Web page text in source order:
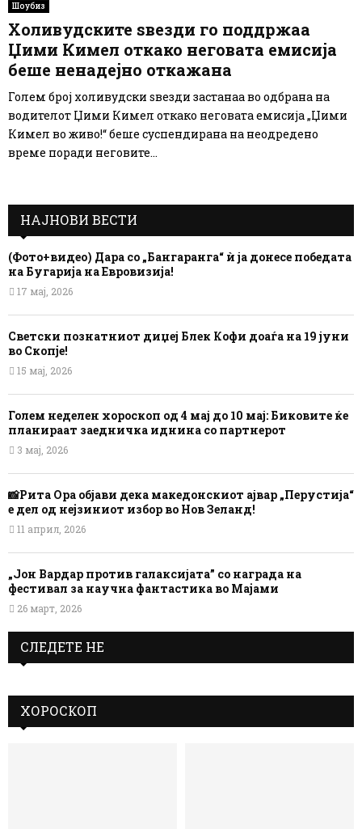
Шоубиз
Холивудските ѕвезди го поддржаа
Џими Кимел откако неговата емисија
беше ненадејно откажана
Голем број холивудски ѕвезди застанаа во одбрана на
водителот Џими Кимел откако неговата емисија „Џими
Кимел во живо!“ беше суспендирана на неодредено
време поради неговите...
НАЈНОВИ ВЕСТИ
(Фото+видео) Дара со „Бангаранга“ ѝ ја донесе победата
на Бугарија на Евровизија!
17 мај, 2026
Светски познатниот диџеј Блек Кофи доаѓа на 19 јуни
во Скопје!
15 мај, 2026
Голем неделен хороскоп од 4 мај до 10 мај: Биковите ќе
планираат заедничка иднина со партнерот
3 мај, 2026
📸Рита Ора објави дека македонскиот ајвар „Перустија“
е дел од нејзиниот избор во Нов Зеланд!
11 април, 2026
„Јон Вардар против галаксијата” со награда на
фестивал за научна фантастика во Мајами
26 март, 2026
СЛЕДЕТЕ НЕ
ХОРОСКОП